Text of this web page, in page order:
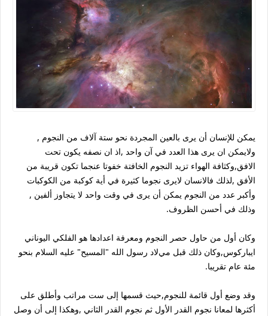
يمكن للإنسان أن يرى بالعين المجردة نحو ستة آلاف من النجوم ,
ولايمكن ان يرى هذا العدد في آن واحد ,اذ ان نصفه يكون تحت
الافق,وكثافة الهواء تزيد النجوم الخافتة خفوتا عنجما تكون قريبة من
الأفق ,لذلك فالانسان لايرى نجوما كثيرة في أية كوكبة من الكوكبات
وأكبر عدد من النجوم يمكن أن يرى في وقت واحد ﻻ يتجاوز ألفين ,
وذلك في أحسن الظروف.
وكان أول من حاول حصر النجوم ومعرفة اعدادها هو الفلكي اليوناني
ايباركوس,وكان ذلك قبل ميﻻد رسول الله "المسيح" عليه السلام بنحو
مئة عام تقريبا.
وقد وضع أول قائمة للنجوم,حيث قسمها إلى ست مراتب وأطلق على
أكثرها لمعانا نجوم القدر الأول ثم نجوم القدر الثاني ,وهكذا إلى أن وصل